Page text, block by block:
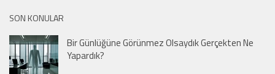
SON KONULAR
Bir Günlüğüne Görünmez Olsaydık Gerçekten Ne
Yapardık?